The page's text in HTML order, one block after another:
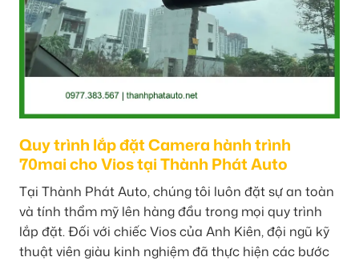
Quy trình lắp đặt Camera hành trình
70mai cho Vios tại Thành Phát Auto
Tại Thành Phát Auto, chúng tôi luôn đặt sự an toàn
và tính thẩm mỹ lên hàng đầu trong mọi quy trình
lắp đặt. Đối với chiếc Vios của Anh Kiên, đội ngũ kỹ
thuật viên giàu kinh nghiệm đã thực hiện các bước